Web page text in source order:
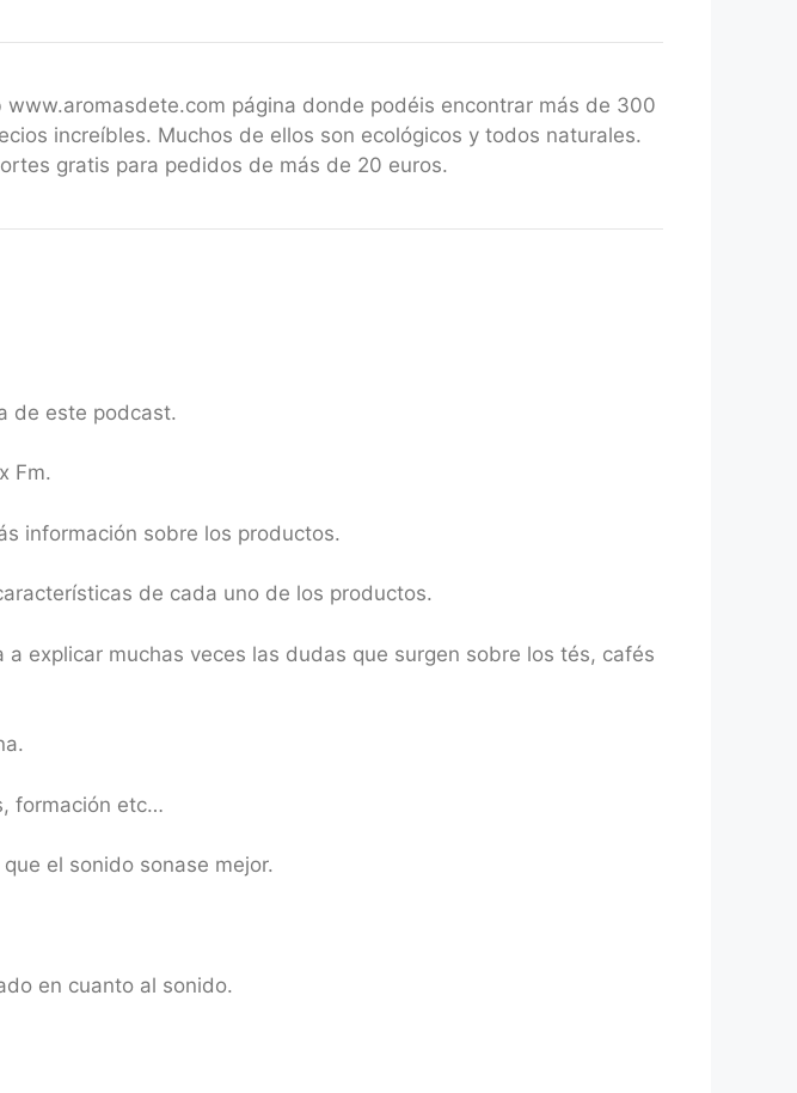
página donde podéis encontrar más de 300
increíbles. Muchos de ellos son ecológicos y todos naturales.
gratis para pedidos de más de 20 euros.
de este podcast.
Fm.
información sobre los productos.
de cada uno de los productos.
explicar muchas veces las dudas que surgen sobre los tés, cafés
formación etc…
el sonido sonase mejor.
en cuanto al sonido.